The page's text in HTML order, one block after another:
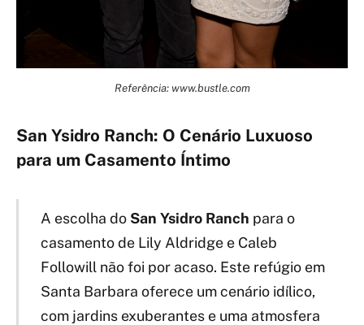
Referência: www.bustle.com
San Ysidro Ranch: O Cenário Luxuoso
para um Casamento Íntimo
A escolha do San Ysidro Ranch para o
casamento de Lily Aldridge e Caleb
Followill não foi por acaso. Este refúgio em
Santa Barbara oferece um cenário idílico,
com jardins exuberantes e uma atmosfera